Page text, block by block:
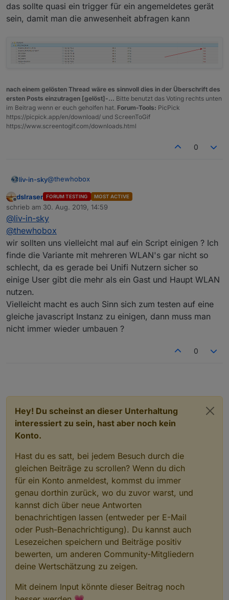
das sollte quasi ein trigger für ein angemeldetes gerät
sein, damit man die anwesenheit abfragen kann
nach einem gelösten Thread wäre es sinnvoll dies in der Überschrift des
ersten Posts einzutragen [gelöst]-... Bitte benutzt das Voting rechts unten
im Beitrag wenn er euch geholfen hat. Forum-Tools: PicPick
https://picpick.app/en/download/ und ScreenToGif
https://www.screentogif.com/downloads.html
0
liv-in-sky@thewhobox
wahrscheinlich keiner- weil der client nicht in den
daten ist, wenn er nicht connected ist - ich wollte
daraus eine anwesenheitsliste machen
das sollte quasi ein trigger für ein angemeldetes
gerät sein, damit man die anwesenheit abfragen kann
Offline
dslraser FORUM TESTING MOST ACTIVE
schrieb am 30. Aug. 2019, 14:59
zuletzt editiert von
@liv-in-sky
@thewhobox
wir sollten uns vielleicht mal auf ein Script einigen ? Ich
finde die Variante mit mehreren WLAN's gar nicht so
schlecht, da es gerade bei Unifi Nutzern sicher so
einige User gibt die mehr als ein Gast und Haupt WLAN
nutzen.
Vielleicht macht es auch Sinn sich zum testen auf eine
gleiche javascript Instanz zu einigen, dann muss man
nicht immer wieder umbauen ?
0
Hey! Du scheinst an dieser Unterhaltung
interessiert zu sein, hast aber noch kein
Konto.
Hast du es satt, bei jedem Besuch durch die
gleichen Beiträge zu scrollen? Wenn du dich
für ein Konto anmeldest, kommst du immer
genau dorthin zurück, wo du zuvor warst, und
kannst dich über neue Antworten
benachrichtigen lassen (entweder per E-Mail
oder Push-Benachrichtigung). Du kannst auch
Lesezeichen speichern und Beiträge positiv
bewerten, um anderen Community-Mitgliedern
deine Wertschätzung zu zeigen.
Mit deinem Input könnte dieser Beitrag noch